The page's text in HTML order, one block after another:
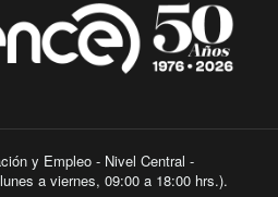
y Empleo - Nivel Central -
a viernes, 09:00 a 18:00 hrs.).